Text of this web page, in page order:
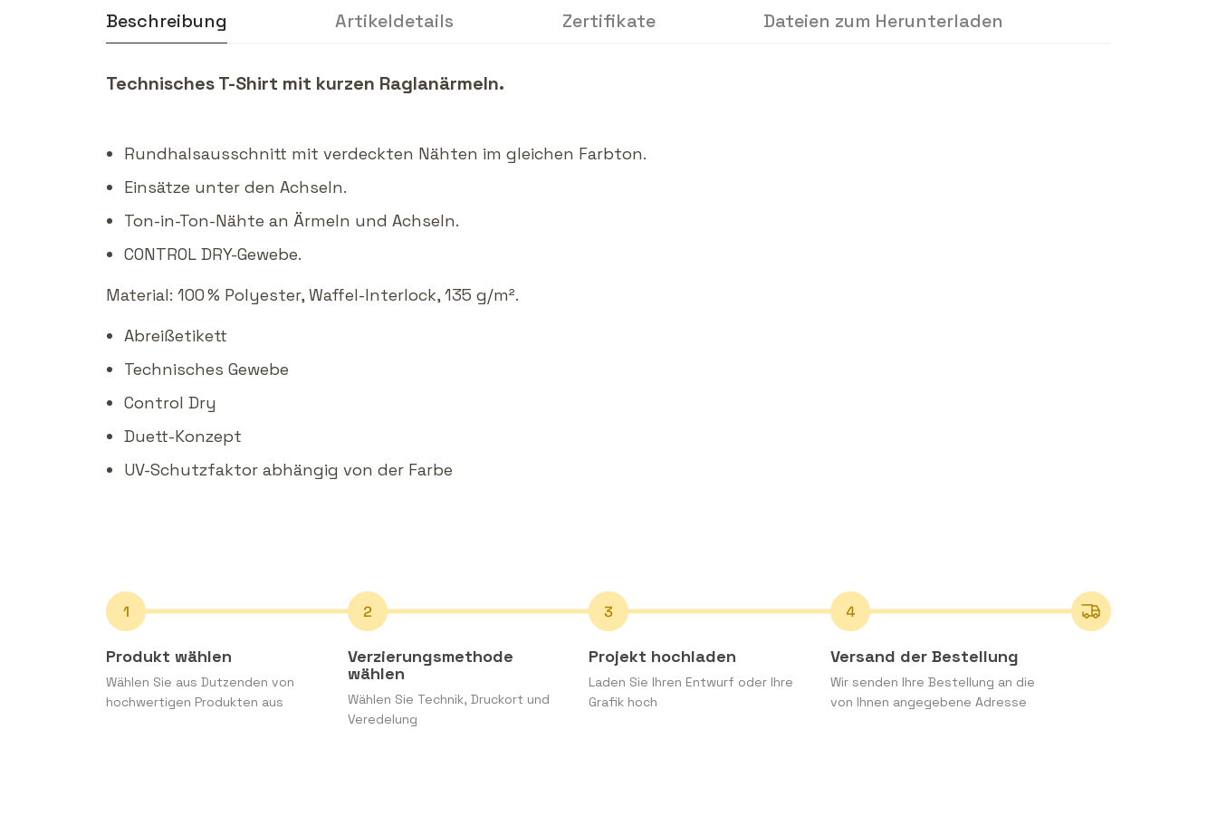
Beschreibung Artikeldetails Zertifikate Dateien zum Herunterladen
Technisches T-Shirt mit kurzen Raglanärmeln.
Rundhalsausschnitt mit verdeckten Nähten im gleichen Farbton.
Einsätze unter den Achseln.
Ton-in-Ton-Nähte an Ärmeln und Achseln.
CONTROL DRY-Gewebe.
Material: 100 % Polyester, Waffel-Interlock, 135 g/m².
Abreißetikett
Technisches Gewebe
Control Dry
Duett-Konzept
UV-Schutzfaktor abhängig von der Farbe
Produkt wählen
Wählen Sie aus Dutzenden von
hochwertigen Produkten aus
Verzierungsmethode
wählen
Wählen Sie Technik, Druckort und
Veredelung
Projekt hochladen
Laden Sie Ihren Entwurf oder Ihre
Grafik hoch
Versand der Bestellung
Wir senden Ihre Bestellung an die
von Ihnen angegebene Adresse